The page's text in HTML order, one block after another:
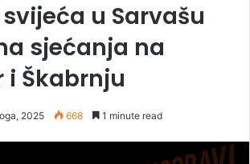
u Sarvašu
sjećanja na
i Škabrnju
2025 668 1 minute read